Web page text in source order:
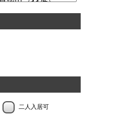
二人入居可